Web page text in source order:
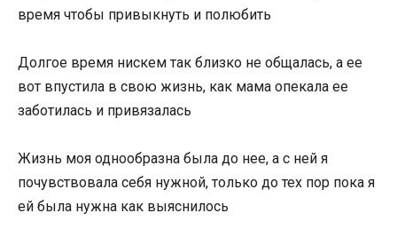
время чтобы привыкнуть и полюбить
Долгое время нискем так близко не общалась, а ее
вот впустила в свою жизнь, как мама опекала ее
заботилась и привязалась
Жизнь моя однообразна была до нее, а с ней я
почувствовала себя нужной, только до тех пор пока я
ей была нужна как выяснилось